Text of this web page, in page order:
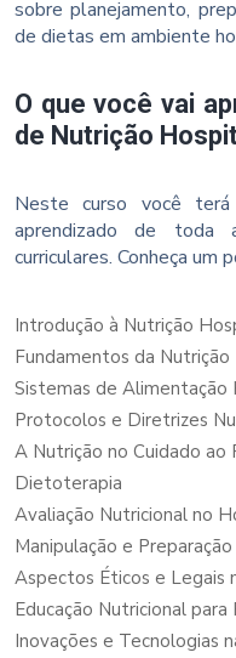
sobre planejamento,
de dietas em ambiente
O que você vai
de Nutrição
Neste curso você
aprendizado de toda
curriculares. Conheça um
Introdução à Nutrição
Fundamentos da Nutrição
Sistemas de Alimentação
Protocolos e Diretrizes
A Nutrição no Cuidado
Dietoterapia
Avaliação Nutricional no
Manipulação e
Aspectos Éticos e Legais
Educação Nutricional
Inovações e Tecnologias